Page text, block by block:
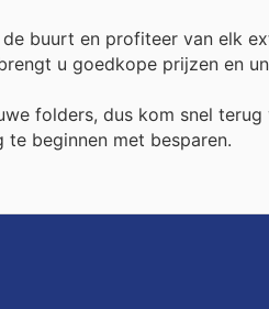
buurt en profiteer van elk
u goedkope prijzen en
folders, dus kom snel
te beginnen met besparen.